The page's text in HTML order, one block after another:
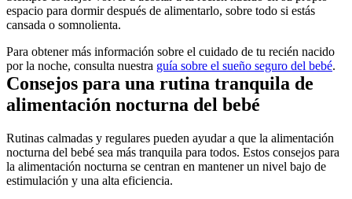
espacio para dormir después de alimentarlo, sobre todo si estás
Para obtener más información sobre el cuidado de tu recién nacido
por la noche, consulta nuestra guía sobre el sueño seguro del bebé
Consejos para una rutina tranquila de
alimentación nocturna del bebé
Rutinas calmadas y regulares pueden ayudar a que la alimentación
nocturna del bebé sea más tranquila para todos. Estos consejos para
la alimentación nocturna se centran en mantener un nivel bajo de
estimulación y una alta eficiencia.